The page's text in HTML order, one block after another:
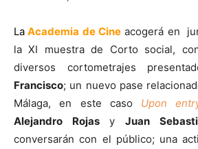
La Academia de Cine acogerá en
la XI muestra de Corto social,
diversos cortometrajes
Francisco; un nuevo pase
Málaga, en este caso Upon
Alejandro RojasyJuan
conversarán con el público; una